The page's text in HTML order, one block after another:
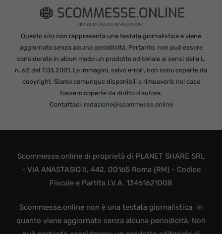
Questo sito non rappresenta una testata giornalistica e viene
aggiornato senza alcuna periodicità. Pertanto, non può essere
considerato in alcun modo un prodotto editoriale ai sensi della L.
n. 62 del 7.03.2001. Le immagini, salvo errori, non sono coperte da
copyright. Siamo comunque disponibili a rimuoverle nel caso
fossero coperte da diritto d’autore.
Contattaci: redazione@scommesse.online
Scommesse.online di proprietà di PLANET SHARE SRL
- VIA ANASTASIO II, 442, 00165 Roma (RM) - Codice
Fiscale e Partita I.V.A. 13461621008
Scommesse.online non è una testata giornalistica, in
quanto viene aggiornato senza alcuna periodicità. Non